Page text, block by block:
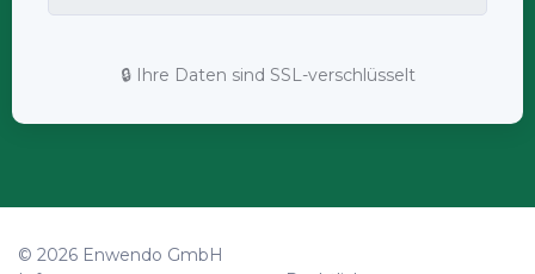
🔒 Ihre Daten sind SSL-verschlüsselt
© 2026 Enwendo GmbH